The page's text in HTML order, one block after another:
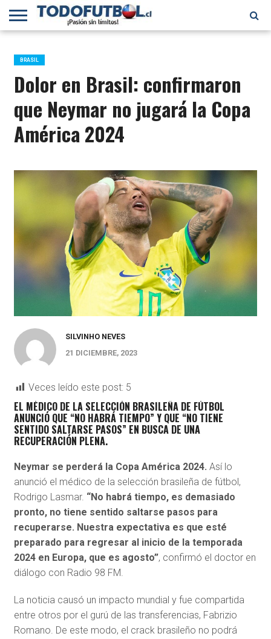
PRIMERA
B
SELECCIÓN
CHILENA
CHILENOS
EN EL
MUNDO
FÚTBOL
INTERNACIONAL
BRASIL
Dolor en Brasil: confirmaron
que Neymar no jugará la Copa
América 2024
SILVINHO NEVES
21 DICIEMBRE, 2023
Veces leído este post: 5
EL MÉDICO DE LA SELECCIÓN BRASILEÑA DE FÚTBOL
ANUNCIÓ QUE “NO HABRÁ TIEMPO” Y QUE “NO TIENE
SENTIDO SALTARSE PASOS” EN BUSCA DE UNA
RECUPERACIÓN PLENA.
Neymar se perderá la Copa América 2024. Así lo
anunció el médico de la selección brasileña de fútbol,
Rodrigo Lasmar. “No habrá tiempo, es demasiado
pronto, no tiene sentido saltarse pasos para
recuperarse. Nuestra expectativa es que esté
preparado para regresar al inicio de la temporada
2024 en Europa, que es agosto”, confirmó el doctor en
diálogo con Radio 98 FM.
La noticia causó un impacto mundial y fue compartida
entre otros por el gurú de las transferencias, Fabrizio
Romano. De este modo, el crack brasileño no podrá